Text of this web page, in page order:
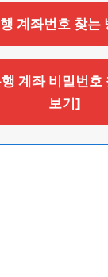
계좌번호 찾는
계좌 비밀번호
보기]